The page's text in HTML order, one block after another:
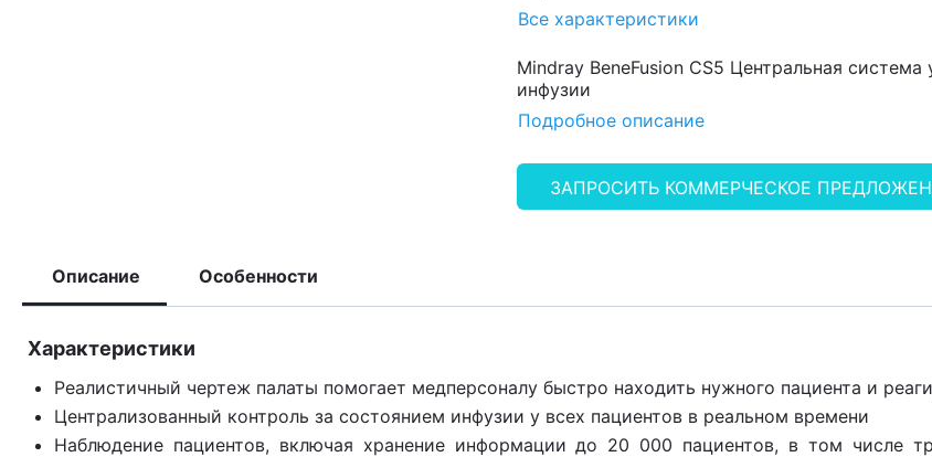
Все характеристики
Mindray BeneFusion CS5 Центральная система
инфузии
Подробное описание
ЗАПРОСИТЬ КОММЕРЧЕСКОЕ
Описание Особенности
Характеристики
Реалистичный чертеж палаты помогает медперсоналу быстро находить нужного пациента и
Централизованный контроль за состоянием инфузии у всех пациентов в реальном времени
Наблюдение пациентов, включая хранение информации до 20 000 пациентов, в том числе